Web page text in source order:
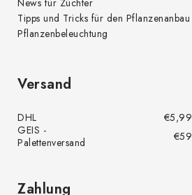
News für Züchter
Tipps und Tricks für den Pflanzenanbau
Pflanzenbeleuchtung
Versand
DHL
€5,99
GEIS -
Palettenversand
€59
Zahlung